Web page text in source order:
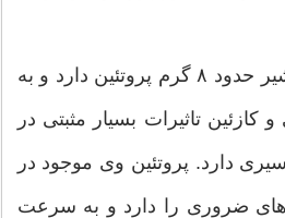
علاوه بر این هر لیوان شیر حدود ۸ گرم پروتئین دارد و به
کازئین تاثیرات بسیار مثبتی در
دارد. پروتئین وی موجود در
های ضروری را دارد و به سرعت